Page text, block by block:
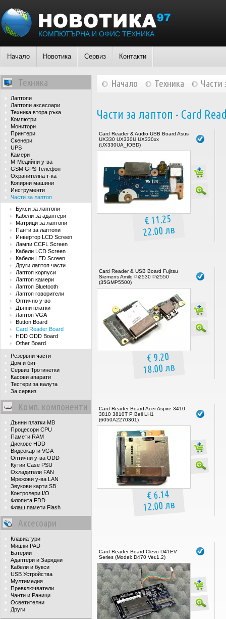
КОМПЮТЪРНА И ОФИС ТЕХНИКА
Начало Новотика Сервиз Контакти
Техника
Лаптопи
Лаптопи аксесоари
Техника втора ръка
Компютри
Монитори
Принтери
Скенери
UPS
Камери
М-Медийни у-ва
GSM GPS Телефон
Охранителна т-ка
Копирни машини
Инструменти
Части за лаптоп
Букси за лаптопи
Кабели за адаптери
Матрици за лаптопи
Панти за лаптопи
Инвертор LCD Screen
Лампи CCFL Screen
Кабели LCD Screen
Кабели LED Screen
Други лаптоп части
Лаптоп корпуси
Лаптоп камери
Лаптоп Bluetooth
Лаптоп говорители
Оптично у-во
Дънни платки
Лаптоп VGA
Button Board
Card Reader Board
HDD ODD Board
Other Board
Резервни части
Дом и бит
Сервиз Тротинетки
Касови апарати
Тестери за валута
За сервиз
Комп. компоненти
Дънни платки MB
Процесори CPU
Памети RAM
Дискове HDD
Видеокарти VGA
Оптични у-ва ODD
Кутии Case PSU
Охладители FAN
Мрежови у-ва LAN
Звукови карти SB
Контролери I/O
Флопита FDD
Флаш памети Flash
Аксесоари
Клавиатури
Мишки PAD
Батерии
Адаптери и Зарядни
Кабели и букси
USB Устройства
Мултимедия
Превключватели
Чанти и Раници
Осветителни
Други
Начало Техника Части
Части за лаптоп - Card
Card Reader & Audio USB Board Asus
UX330 UX330U UX330xx
(UX330UA_IOBD)
€ 11.25
22.00 лв
Card Reader & USB Board Fujitsu
Siemens Amilo Pi2530 Pi2550
(35GMP5500)
€ 9.20
18.00 лв
Card Reader Board Acer Aspire 3410
3810 3810T P Bell LH1
(6050A2270301)
€ 6.14
12.00 лв
Card Reader Board Clevo D41EV
Series (Model: D470 Ver.1.2)